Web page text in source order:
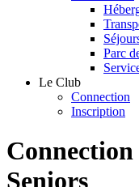
Parc
Le Club
Connection
Inscription
Seniors